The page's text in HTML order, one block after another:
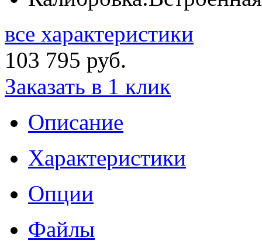
все характеристики
103 795 руб.
Заказать в 1 клик
Описание
Характеристики
Опции
Файлы